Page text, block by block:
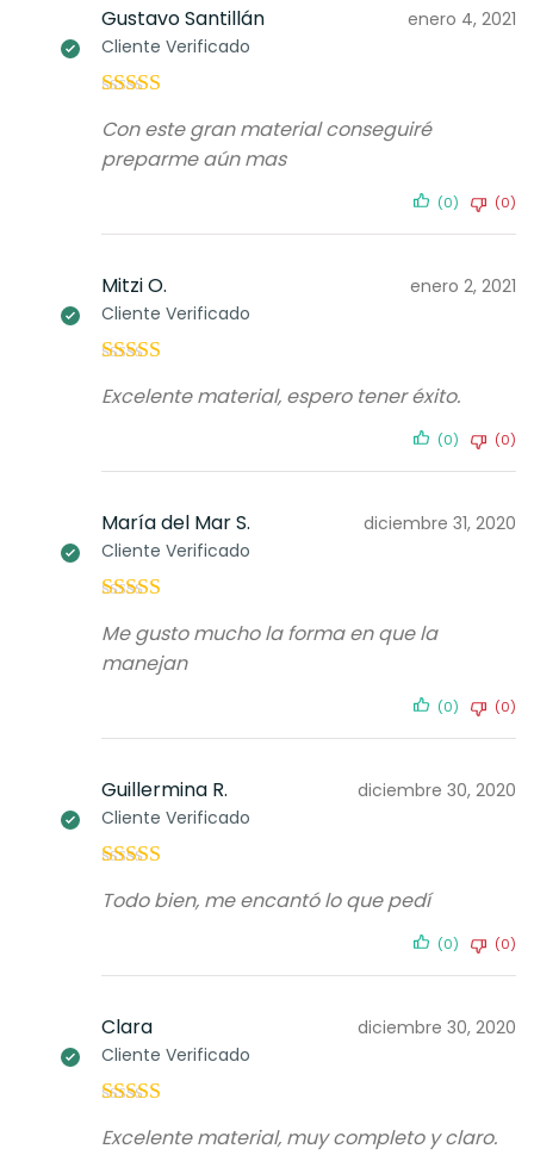
Gustavo Santillán
Cliente Verificado
enero 4, 2021
5de 5
Con este gran material conseguiré
preparme aún mas
(0) (0)
Mitzi O.
Cliente Verificado
enero 2, 2021
5de 5
Excelente material, espero tener éxito.
(0) (0)
María del Mar S.
Cliente Verificado
diciembre 31, 2020
5de 5
Me gusto mucho la forma en que la
manejan
(0) (0)
Guillermina R.
Cliente Verificado
diciembre 30, 2020
5de 5
Todo bien, me encantó lo que pedí
(0) (0)
Clara
Cliente Verificado
diciembre 30, 2020
5de 5
Excelente material, muy completo y claro.